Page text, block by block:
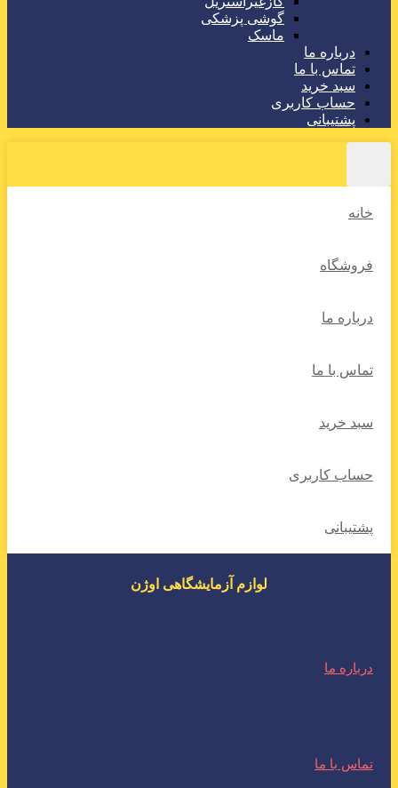
گوشی پزشکی
ماسک
درباره ما
تماس با ما
سبد خرید
حساب کاربری
پشتیبانی
خانه
فروشگاه
درباره ما
تماس با ما
سبد خرید
حساب کاربری
پشتیبانی
لوازم آزمایشگاهی اوژن
درباره ما
تماس با ما